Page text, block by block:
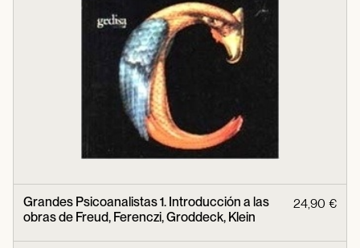
Grandes Psicoanalistas 1. Introducción a las
obras de Freud, Ferenczi, Groddeck, Klein
24,90 €